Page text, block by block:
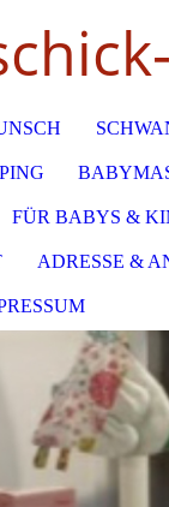
FÜR BABYS &
ADRESSE &